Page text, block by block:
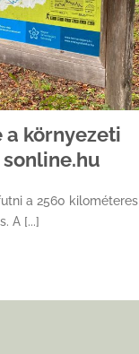
a környezeti
a 2560 kilométeres
A [...]